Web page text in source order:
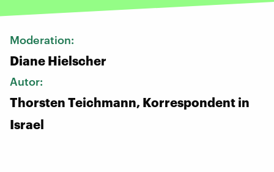
Moderation:
Diane Hielscher
Autor:
Thorsten Teichmann, Korrespondent in
Israel